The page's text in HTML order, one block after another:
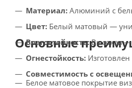
Материал: Алюминий с
Цвет: Белый матовый —
Влагостойкость:Высокая —
Огнестойкость:
Совместимость с
Основные
Белое матовое покрытие